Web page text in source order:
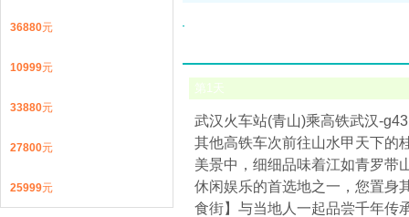
第1天
武汉火车站(青山)乘高铁武汉-
其他高铁车次前往山水甲天下的
美景中，细细品味着江如青罗带
休闲娱乐的首选地之一，您置身
食街】与当地人一起品尝千年传
36880元
10999元
33880元
27800元
25999元